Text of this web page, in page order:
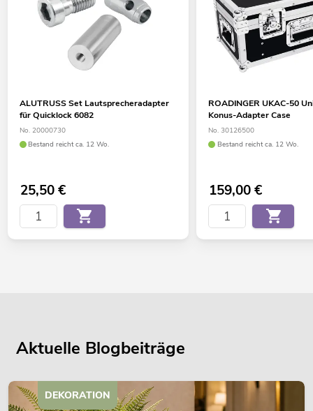
ALUTRUSS Set Lautsprecheradapter
für Quicklock 6082
No. 20000730
Bestand reicht ca. 12 Wo.
25,50€
ROADINGER UKAC-50
Konus-Adapter Case
No. 30126500
Bestand reicht ca. 12 Wo.
159,00€
Aktuelle Blogbeiträge
DEKORATION